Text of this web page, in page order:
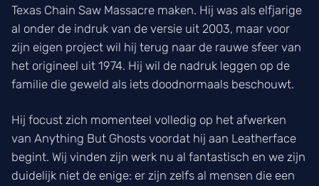
Texas Chain Saw Massacre maken. Hij was als elfjarige
al onder de indruk van de versie uit 2003, maar voor
zijn eigen project wil hij terug naar de rauwe sfeer van
het origineel uit 1974. Hij wil de nadruk leggen op de
familie die geweld als iets doodnormaals beschouwt.
Hij focust zich momenteel volledig op het afwerken
van Anything But Ghosts voordat hij aan Leatherface
begint. Wij vinden zijn werk nu al fantastisch en we zijn
duidelijk niet de enige: er zijn zelfs al mensen die een